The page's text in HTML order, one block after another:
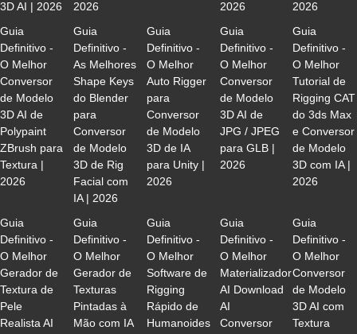
3D AI | 2026
2026
2026
2026
Guia
Definitivo -
O Melhor
Conversor
de Modelo
3D AI de
Polypaint
ZBrush para
Textura |
2026
Guia
Definitivo -
As Melhores
Shape Keys
do Blender
para
Conversor
de Modelo
3D de Rig
Facial com
IA | 2026
Guia
Definitivo -
O Melhor
Auto Rigger
para
Conversor
de Modelo
3D de IA
para Unity |
2026
Guia
Definitivo -
O Melhor
Conversor
de Modelo
3D AI de
JPG / JPEG
para GLB |
2026
Guia
Definitivo -
O Melhor
Tutorial de
Rigging CAT
do 3ds Max
e Conversor
de Modelo
3D com IA |
2026
Guia
Definitivo -
O Melhor
Gerador de
Textura de
Pele
Realista AI
Guia
Definitivo -
O Melhor
Gerador de
Texturas
Pintadas à
Mão com IA
Guia
Definitivo -
O Melhor
Software de
Rigging
Rápido de
Humanoides
Guia
Definitivo -
O Melhor
Materializador
AI Download
AI
Conversor
Guia
Definitivo -
O Melhor
Conversor
de Modelo
3D AI com
Textura